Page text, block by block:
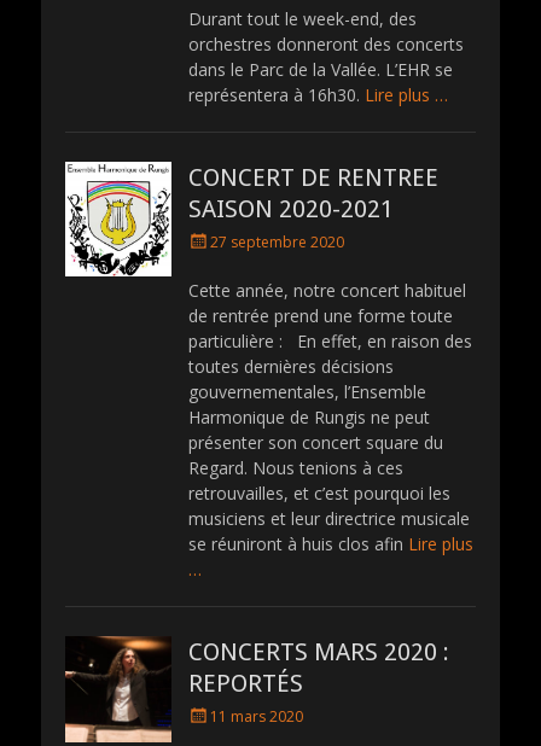
Durant tout le week-end, des
orchestres donneront des concerts
dans le Parc de la Vallée. L’EHR se
représentera à 16h30. Lire plus …
CONCERT DE RENTREE
SAISON 2020-2021
P
s
e
d
o
n
27 septembre 2020
Cette année, notre concert habituel
de rentrée prend une forme toute
particulière : En effet, en raison des
toutes dernières décisions
gouvernementales, l’Ensemble
Harmonique de Rungis ne peut
présenter son concert square du
Regard. Nous tenions à ces
retrouvailles, et c’est pourquoi les
musiciens et leur directrice musicale
se réuniront à huis clos afin Lire plus
…
CONCERTS MARS 2020 :
REPORTÉS
P
11 mars 2020